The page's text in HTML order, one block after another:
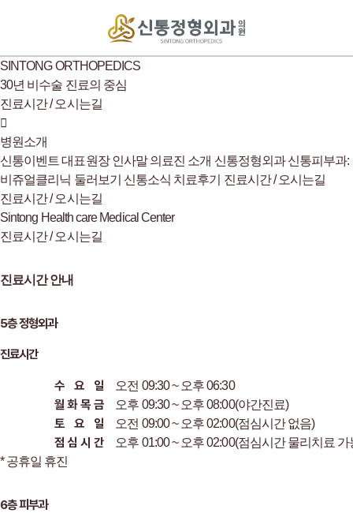
SINTONG ORTHOPEDICS
30년 비수술 진료의 중심
진료시간 / 오시는길
병원소개
신통이벤트 대표원장 인사말 의료진 소개 신통정형외과 신통피부과:
비쥬얼클리닉 둘러보기 신통소식 치료후기
진료시간 / 오시는길
진료시간 / 오시는길
Sintong Health care Medical Center
진료시간 / 오시는길
진료시간 안내
5층 정형외과
진료시간
수 요 일 오전 09:30 ~ 오후 06:30
월 화 목 금 오후 09:30 ~ 오후 08:00(야간진료)
토 요 일 오전 09:00 ~ 오후 02:00(점심시간 없음)
점 심 시 간 오후 01:00 ~ 오후 02:00(점심시간 물리치료 가
* 공휴일 휴진
6층 피부과